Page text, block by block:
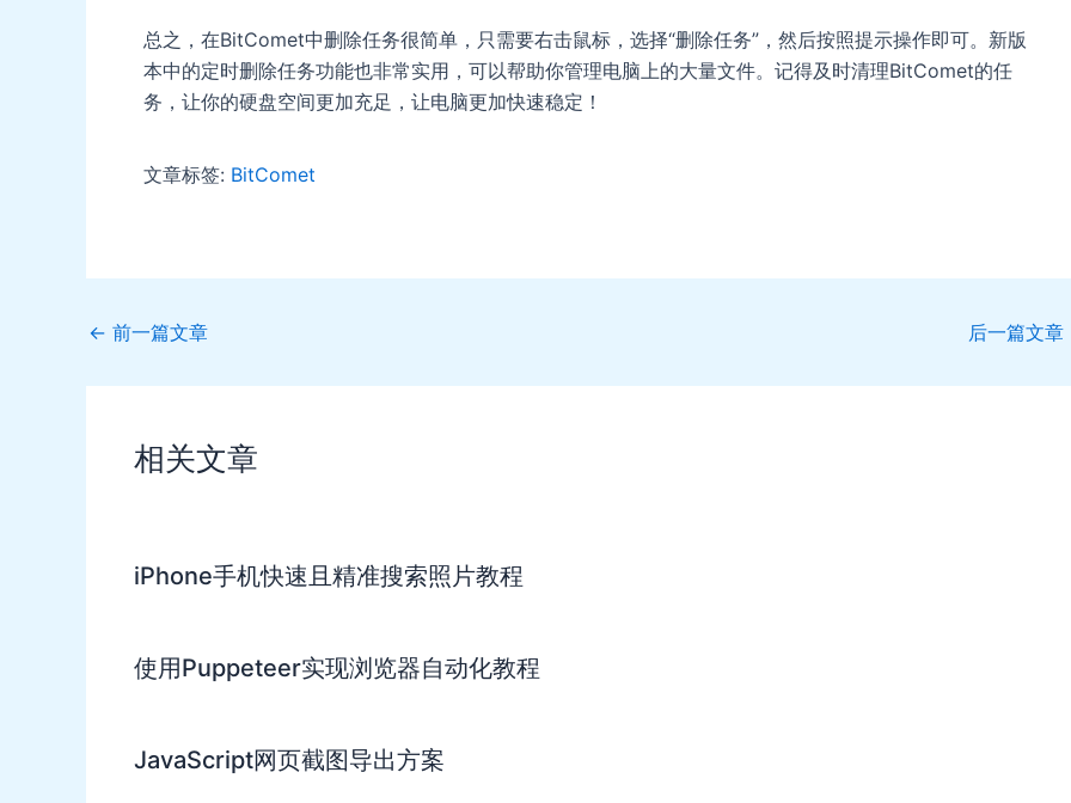
总之，在BitComet中删除任务很简单，只需要右击鼠标，选择“删除任务”，然后按照提示操作即可。新版
本中的定时删除任务功能也非常实用，可以帮助你管理电脑上的大量文件。记得及时清理BitComet的任
务，让你的硬盘空间更加充足，让电脑更加快速稳定！
文章标签: BitComet
Post
← 前一篇文章 后一篇文章
相关文章
iPhone手机快速且精准搜索照片教程
使用Puppeteer实现浏览器自动化教程
JavaScript网页截图导出方案